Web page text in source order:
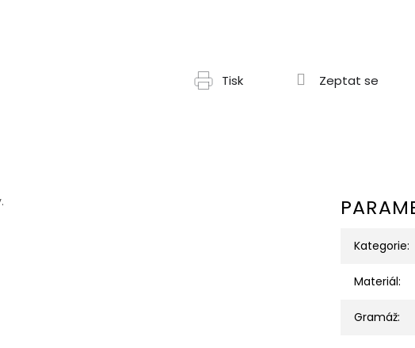
Tisk Zeptat se
Kategorie:
Materiál:
Gramáž: